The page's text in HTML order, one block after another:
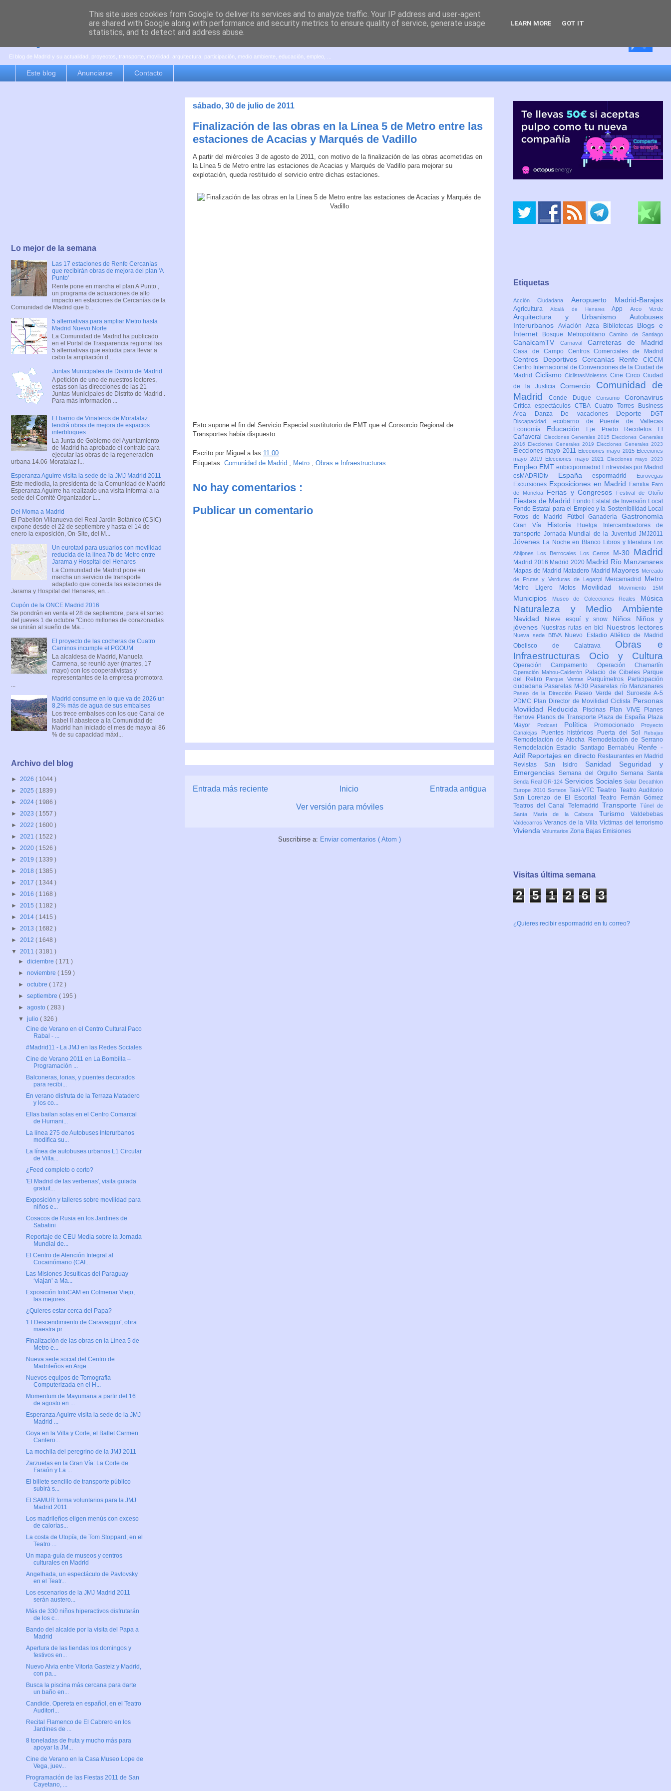
es por madrid
El blog de Madrid y su actualidad, proyectos, transporte, movilidad, arquitectura, participación, medio ambiente, educación, empleo, ...
Este blog Anunciarse Contacto
sábado, 30 de julio de 2011
Finalización de las obras en la Línea 5 de Metro entre las
estaciones de Acacias y Marqués de Vadillo
A partir del miércoles 3 de agosto de 2011, con motivo de la finalización de las obras acometidas en
la Línea 5 de Metro entre las estaciones de Acacias y Marqués de Vadillo para mejorar su
explotación, queda restituido el servicio entre dichas estaciones.
Esto supone el fin del Servicio Especial sustitutorio de EMT que el Consorcio Regional de
Transportes había dispuesto.
Escrito por Miguel a las 11:00
Etiquetas: Comunidad de Madrid , Metro , Obras e Infraestructuras
No hay comentarios :
Publicar un comentario
Entrada más reciente Entrada antigua
Inicio
Ver versión para móviles
Suscribirse a: Enviar comentarios ( Atom )
Lo mejor de la semana
Las 17 estaciones de Renfe Cercanías
que recibirán obras de mejora del plan 'A
Punto'
Renfe pone en marcha el plan A Punto ,
un programa de actuaciones de alto
impacto en estaciones de Cercanías de la
Comunidad de Madrid que b...
5 alternativas para ampliar Metro hasta
Madrid Nuevo Norte
La Comunidad de Madrid ha publicado
en el Portal de Trasparencia regional las
5 alternativas que estudia para llevar a
cabo la ampliación d...
Juntas Municipales de Distrito de Madrid
A petición de uno de nuestros lectores,
estas son las direcciones de las 21
Juntas Municipales de Distrito de Madrid .
Para más información ...
El barrio de Vinateros de Moratalaz
tendrá obras de mejora de espacios
interbloques
La Junta de Gobierno del Ayuntamiento
de Madrid ha aprobado el contrato para
ejecutar las obras de la regeneración
urbana 14.06-Moratalaz I...
Esperanza Aguirre visita la sede de la JMJ Madrid 2011
Este mediodía, la presidenta de la Comunidad de Madrid
Esperanza Aguirre ha realizado una visita informal a la
sede del Comité Organizador L...
Del Moma a Madrid
El Pabellón Villanueva del Real Jardín Botánico (CSIC)
expone desde el 22 de septiembre y hasta el 14 de
enero la exposición, On-Site, del M...
Un eurotaxi para usuarios con movilidad
reducida de la línea 7b de Metro entre
Jarama y Hospital del Henares
La Comunidad de Madrid pone en
marcha un servicio de transporte
adaptado que conecta las estaciones de
Jarama y Hospital del Henares, en...
Cupón de la ONCE Madrid 2016
Se pondrán en venta el 28 de septiembre, para el sorteo
del jueves 1 de octubre "Cinco millones de corazonadas
se unirán al sueño de Ma...
El proyecto de las cocheras de Cuatro
Caminos incumple el PGOUM
La alcaldesa de Madrid, Manuela
Carmena, se reunió ayer (martes, 17
mayo) con los cooperativistas y
representantes de la empresa promotora
Madrid consume en lo que va de 2026 un
8,2% más de agua de sus embalses
Los trece embalses con los que Canal de
Isabel II abastece a la Comunidad de
Madrid han iniciado el mes de mayo al 86
% de su capacidad máxi...
Archivo del blog
► 2026 ( 1044 )
► 2025 ( 1839 )
► 2024 ( 1986 )
► 2023 ( 1557 )
► 2022 ( 1600 )
► 2021 ( 1522 )
► 2020 ( 1526 )
► 2019 ( 1339 )
► 2018 ( 1385 )
► 2017 ( 1344 )
► 2016 ( 1168 )
► 2015 ( 1182 )
► 2014 ( 1415 )
► 2013 ( 1682 )
► 2012 ( 1648 )
▼ 2011 ( 3181 )
►diciembre( 171 )
►noviembre( 159 )
►octubre( 172 )
►septiembre( 195 )
►agosto( 283 )
▼julio( 326 )
Cine de Verano en el Centro Cultural Paco
Rabal - ...
#Madrid11 - La JMJ en las Redes Sociales
Cine de Verano 2011 en La Bombilla –
Programación ...
Balconeras, lonas, y puentes decorados
para recibi...
En verano disfruta de la Terraza Matadero
y los co...
Ellas bailan solas en el Centro Comarcal
de Humani...
La línea 275 de Autobuses Interurbanos
modifica su...
La línea de autobuses urbanos L1 Circular
de Villa...
¿Feed completo o corto?
'El Madrid de las verbenas', visita guiada
gratuit...
Exposición y talleres sobre movilidad para
niños e...
Cosacos de Rusia en los Jardines de
Sabatini
Reportaje de CEU Media sobre la Jornada
Mundial de...
El Centro de Atención Integral al
Cocainómano (CAI...
Las Misiones Jesuíticas del Paraguay
‘viajan’ a Ma...
Exposición fotoCAM en Colmenar Viejo,
las mejores ...
¿Quieres estar cerca del Papa?
'El Descendimiento de Caravaggio', obra
maestra pr...
Finalización de las obras en la Línea 5 de
Metro e...
Nueva sede social del Centro de
Madrileños en Arge...
Nuevos equipos de Tomografía
Computerizada en el H...
Momentum de Mayumana a partir del 16
de agosto en ...
Esperanza Aguirre visita la sede de la JMJ
Madrid ...
Goya en la Villa y Corte, el Ballet Carmen
Cantero...
La mochila del peregrino de la JMJ 2011
Zarzuelas en la Gran Vía: La Corte de
Faraón y La ...
El billete sencillo de transporte público
subirá s...
El SAMUR forma voluntarios para la JMJ
Madrid 2011
Los madrileños eligen menús con exceso
de calorías...
La costa de Utopía, de Tom Stoppard, en el
Teatro ...
Un mapa-guía de museos y centros
culturales en Madrid
Angelhada, un espectáculo de Pavlovsky
en el Teatr...
Los escenarios de la JMJ Madrid 2011
serán austero...
Más de 330 niños hiperactivos disfrutarán
de los c...
Bando del alcalde por la visita del Papa a
Madrid
Apertura de las tiendas los domingos y
festivos en...
Nuevo Alvia entre Vitoria Gasteiz y Madrid,
con pa...
Busca la piscina más cercana para darte
un baño en...
Candide. Opereta en español, en el Teatro
Auditori...
Recital Flamenco de El Cabrero en los
Jardines de ...
8 toneladas de fruta y mucho más para
apoyar la JM...
Cine de Verano en la Casa Museo Lope de
Vega, juev...
Programación de las Fiestas 2011 de San
Cayetano, ...
Etiquetas
Acción Ciudadana Aeropuerto Madrid-Barajas
Agricultura Alcalá de HenaresAppArco Verde
Arquitectura y Urbanismo Autobuses
Interurbanos Aviación Azca Bibliotecas Blogs e
Internet
Bosque MetropolitanoCamino de Santiago
CanalcamTV Carnaval Carreteras de Madrid
Casa de Campo Centros Comerciales de Madrid
Centros Deportivos Cercanías Renfe CICCM
Centro Internacional de Convenciones de la Ciudad de
Madrid CiclismoCiclistasMolestos CineCircoCiudad
de la JusticiaComercio Comunidad de
MadridConde Duque Consumo Coronavirus
Crítica espectáculosCTBA Cuatro Torres Business
Area
Danza De vacaciones Deporte DGT
Discapacidad ecobarrio de Puente de Vallecas
Economía Educación Eje Prado Recoletos
El
Cañaveral
Elecciones Generales 2015 Elecciones Generales
2016 Elecciones Generales 2019 Elecciones Generales 2023
Elecciones mayo 2011 Elecciones mayo 2015 Elecciones
mayo 2019
Elecciones mayo 2021 Elecciones mayo 2023
Empleo EMT enbicipormadrid Entrevistas por Madrid
esMADRIDtv Españaespormadrid Eurovegas
Excursiones Exposiciones en Madrid Familia Faro
de Moncloa
Ferias y Congresos Festival de Otoño
Fiestas de Madrid Fondo Estatal de Inversión Local
Fondo Estatal para el Empleo y la Sostenibilidad Local
Fotos de Madrid
FútbolGanaderíaGastronomía
Gran Vía Historia Huelga
Intercambiadores de
transporte Jornada Mundial de la Juventud JMJ2011
Jóvenes La Noche en Blanco Libros y literatura
Los
Ahijones
Los Berrocales Los Cerros M-30 Madrid
Madrid 2016 Madrid 2020 Madrid Río Manzanares
Mapas de Madrid Matadero Madrid Mayores Mercado
de Frutas y Verduras de Legazpi
Mercamadrid Metro
Metro Ligero Motos Movilidad Movimiento 15M
Municipios Museo de Colecciones Reales Música
Naturaleza y Medio Ambiente
Navidad Nieve esquí y snow Niños Niños y
jóvenes
Nuestras rutas en bici Nuestros lectores
Nueva sede BBVA
Nuevo Estadio Atlético de Madrid
Obelisco de Calatrava Obras e
Infraestructuras Ocio y Cultura
Operación Campamento Operación Chamartín
Operación Mahou-Calderón Palacio de Cibeles Parque
del Retiro
Parque Ventas Parquímetros
Participación
ciudadana Pasarelas M-30 Pasarelas río Manzanares
Paseo de la Dirección
Paseo Verde del Suroeste A-5
PDMC Plan Director de Movilidad Ciclista Personas
Movilidad Reducida
Piscinas Plan VIVE
Planes
Renove Planos de Transporte Plaza de España Plaza
Mayor
Podcast Política Promocionado
Proyecto
Canalejas
Puentes históricos Puerta del Sol Rebajas
Remodelación de Atocha
Remodelación de Serrano
Remodelación Estadio Santiago Bernabéu Renfe -
Adif Reportajes en directo Restaurantes en Madrid
Revistas San Isidro Sanidad Seguridad y
Emergencias Semana del Orgullo Semana Santa
Senda Real GR-124 Servicios SocialesSolar Decathlon
Europe 2010 Sorteos Taxi-VTC Teatro Teatro Auditorio
San Lorenzo de El EscorialTeatro Fernán Gómez
Teatros del Canal Telemadrid TransporteTúnel de
Santa María de la Cabeza Turismo Valdebebas
ValdecarrosVeranos de la VillaVíctimas del terrorismo
Vivienda Voluntarios Zona Bajas Emisiones
Visitas última semana
2 5 1 2 6 3
¿Quieres recibir espormadrid en tu correo?
This site uses cookies from Google to deliver its services and to analyze traffic. Your IP address and user-agent
are shared with Google along with performance and security metrics to ensure quality of service, generate usage
statistics, and to detect and address abuse.
LEARN MORE GOT IT